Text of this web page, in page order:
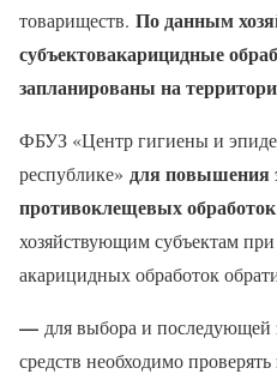
товариществ. По данным
субъектовакарицидные
запланированы на
ФБУЗ «Центр гигиены и
республике» для повышения
противоклещевых обработок
хозяйствующим субъектам
акарицидных обработок
— для выбора и
средств необходимо